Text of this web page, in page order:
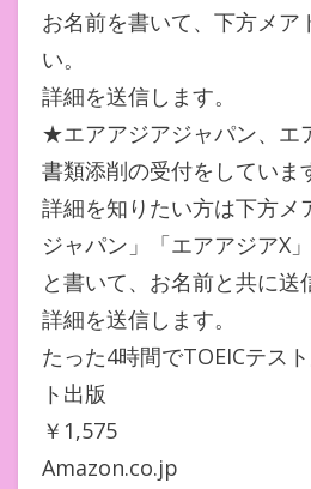
お名前を書いて、下方メア
い。
詳細を送信します。
★エアアジアジャパン、エ
書類添削の受付をしていま
詳細を知りたい方は下方メ
ジャパン」「エアアジアX」
と書いて、お名前と共に送
詳細を送信します。
たった4時間でTOEICテス
ト出版
￥1,575
Amazon.co.jp